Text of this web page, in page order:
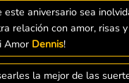
este aniversario sea
relación con amor, risas y
Amor Dennis!
la mejor de las